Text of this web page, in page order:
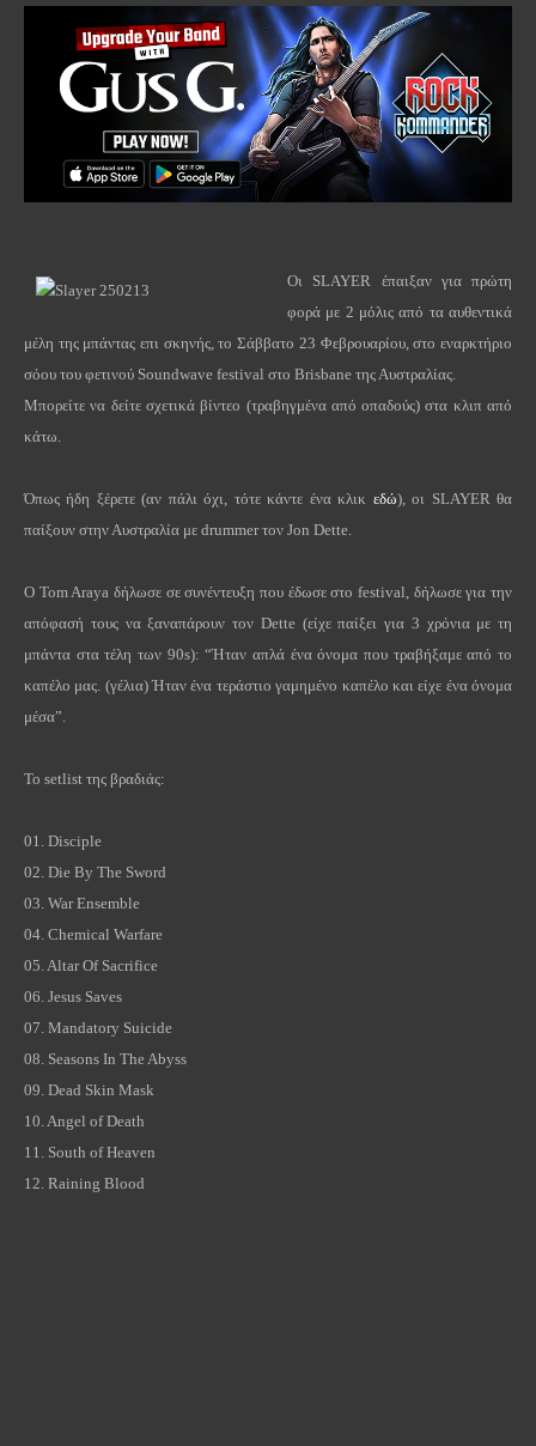
Οι SLAYER
έπαιξαν για πρώτη
φορά με 2 μόλις από τα αυθεντικά
μέλη της μπάντας επι σκηνής, το Σάββατο 23 Φεβρουαρίου, στο εναρκτήριο
σόου του φετινού Soundwave festival στο Brisbane της Αυστραλίας.
Μπορείτε να δείτε σχετικά βίντεο (τραβηγμένα από οπαδούς) στα κλιπ από
κάτω.
Όπως ήδη ξέρετε (αν πάλι όχι, τότε κάντε ένα κλικ εδώ), οι SLAYER θα
παίξουν στην Αυστραλία με drummer τον Jon Dette
O Tom Araya δήλωσε σε συνέντευξη που έδωσε στοfestival , δήλωσε για την
απόφασή τους να ξαναπάρουν τον Dette(είχε παίξει για 3 χρόνια με τη
μπάντα στα τέλη των 90s): “Ήταν απλά ένα όνομα που τραβήξαμε από το
καπέλο μας. (γέλια) Ήταν ένα τεράστιο γαμημένο καπέλο και είχε ένα όνομα
μέσα”.
To setlist της βραδιάς:
01. Disciple
02. Die By The Sword
03. War Ensemble
04. Chemical Warfare
05. Altar Of Sacrifice
06. Jesus Saves
07. Mandatory Suicide
08. Seasons In The Abyss
09. Dead Skin Mask
10. Angel of Death
11. South of Heaven
12. Raining Blood